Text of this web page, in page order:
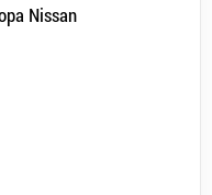
Nissan